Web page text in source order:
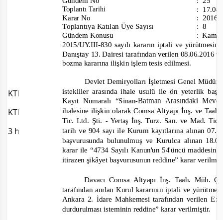
KTB ve Vakıflar Temmuz Fiyatları
KTB ve Vakıflar 2026 Fiyatları veri tabanına yüklendi.
3 hafta önce
Toplantı Tarihi
Karar No
:
:2016/
Toplantıya KatılanÜye Sayısı :8
Gündem Konusu :
2015/UY.III-830 sayılı kararın iptalive
Danıştay 13.Dairesitarafındanverilen 08.06.2016
bozma kararına ilişkinişlemtesis edilmesi.
DevletDemiryolları İşletmesi Genel
isteklilerarasındaihaleusulü ile ön yeterlik
Kayıt Numaralı “Sinan
ihalesine ilişkin olarakComsaAltyapı İnş. ve Taah.
Tic. Ltd. Şti. Yertaşİnş.Turz. San. veMad.Tic.
tarihve 904 sayıile Kurum kayıtlarınaalınan
başvurusunda bulunulmuş veKurulca alınan
-BatmanArasındaki
-
karar ile “4734 Sayılı Kanun'un 54'üncü
itirazen şikâyet başvurusunun reddine” karar
Davacı Comsa Altyapı İnş. Taah. Müh.
tarafındananılan Kurul kararının iptali ve
Ankara 2. İdareMahkemesitarafından verilen
durdurulmasıisteminin reddine” karar verilmiştir.